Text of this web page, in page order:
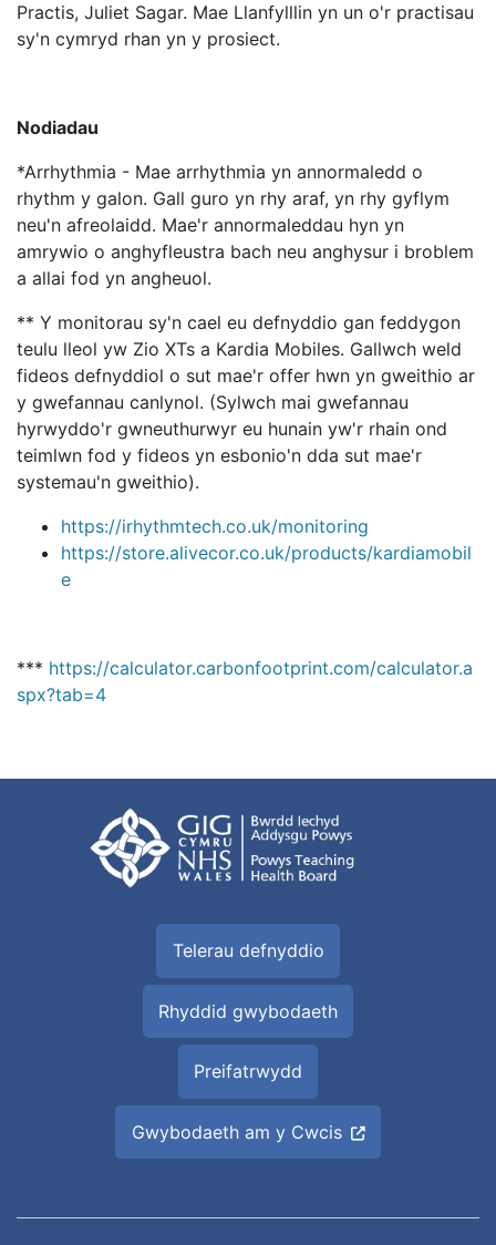
Practis, Juliet Sagar. Mae Llanfylllin yn un o'r practisau
sy'n cymryd rhan yn y prosiect.
Nodiadau
*Arrhythmia - Mae arrhythmia yn annormaledd o
rhythm y galon. Gall guro yn rhy araf, yn rhy gyflym
neu'n afreolaidd. Mae'r annormaleddau hyn yn
amrywio o anghyfleustra bach neu anghysur i broblem
a allai fod yn angheuol.
** Y monitorau sy'n cael eu defnyddio gan feddygon
teulu lleol yw Zio XTs a Kardia Mobiles. Gallwch weld
fideos defnyddiol o sut mae'r offer hwn yn gweithio ar
y gwefannau canlynol. (Sylwch mai gwefannau
hyrwyddo'r gwneuthurwyr eu hunain yw'r rhain ond
teimlwn fod y fideos yn esbonio'n dda sut mae'r
systemau'n gweithio).
https://irhythmtech.co.uk/monitoring
https://store.alivecor.co.uk/products/kardiamobil
e
*** https://calculator.carbonfootprint.com/calculator.a
spx?tab=4
Telerau defnyddio
Rhyddid gwybodaeth
Preifatrwydd
Gwybodaeth am y Cwcis